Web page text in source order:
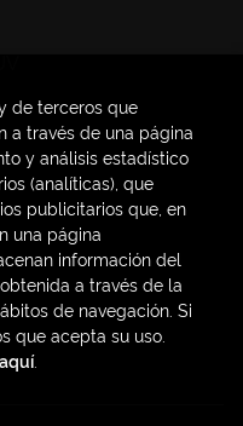
de terceros que
a través de una página
y análisis estadístico
(analíticas), que
publicitarios que, en
una página
información del
a través de la
de navegación. Si
que acepta su uso.
aquí.